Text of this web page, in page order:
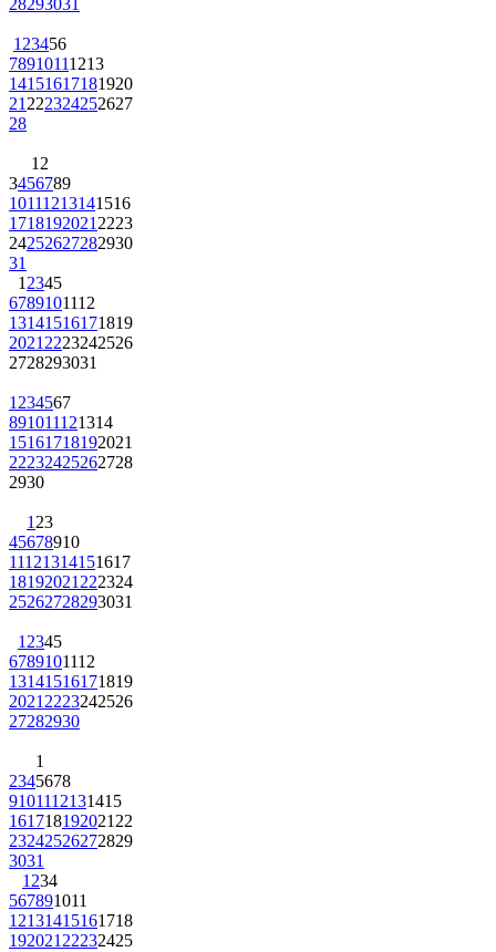
7891011
141516171819
21222324252627
28
567
10111213
17181920212223
2425262728 2930
31
1
7 8910
1314151617
20212223242526
2728 293031
8 9101112
151617181920
22232425262728
2930
6 78
1112131415
18192021222324
25262728 293031
7 8910
1314151617
20212223242526
2728 2930
5
910111213
16171819202122
232425262728 29
3031
123
678910
1213141516
19202122232425
262728 293031